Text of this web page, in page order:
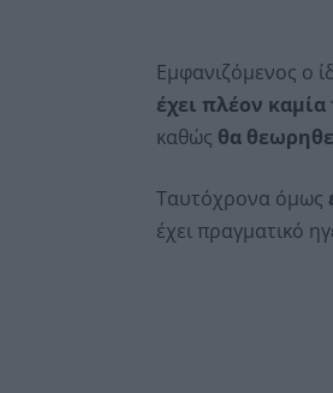
Εμφανιζόμενος ο
έχει πλέον
καθώς θα
Ταυτόχρονα όμως
έχει πραγματικό